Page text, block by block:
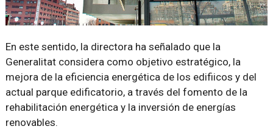
En este sentido, la directora ha señalado que la
Generalitat considera como objetivo estratégico, la
mejora de la eficiencia energética de los edifiicos y del
actual parque edificatorio, a través del fomento de la
rehabilitación energética y la inversión de energías
renovables.